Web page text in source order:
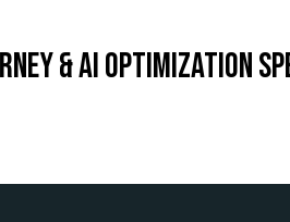
& AI Optimization